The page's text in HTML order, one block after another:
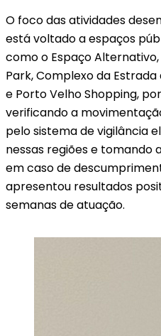
O foco das atividades
está voltado a espaços
como o Espaço
Park, Complexo da
e Porto Velho Shopping,
verificando a
pelo sistema de vigilância
nessas regiões e tomando
em caso de
apresentou resultados
semanas de atuação.